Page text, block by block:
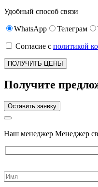
Удобный способ связи
WhatsApp Телеграм
Согласие с политикой
Получите
Оставить заявку
Наш менеджер Менеджер